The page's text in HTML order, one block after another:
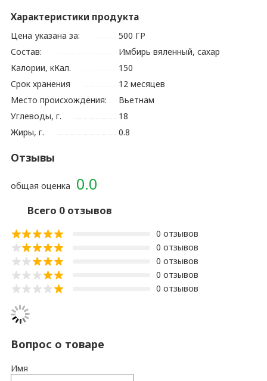
Характеристики продукта
Цена указана за:
500 ГР
Состав:
Имбирь вяленный, сахар
Калории, кКал.
150
Срок хранения
12 месяцев
Место происхождения:
Вьетнам
Углеводы, г.
18
Жиры, г.
0.8
Отзывы
0.0
общая оценка
Всего 0 отзывов
0 отзывов
0 отзывов
0 отзывов
0 отзывов
0 отзывов
Вопрос о товаре
Имя